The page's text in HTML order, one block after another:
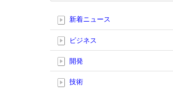
新着ニュース
ビジネス
開発
技術